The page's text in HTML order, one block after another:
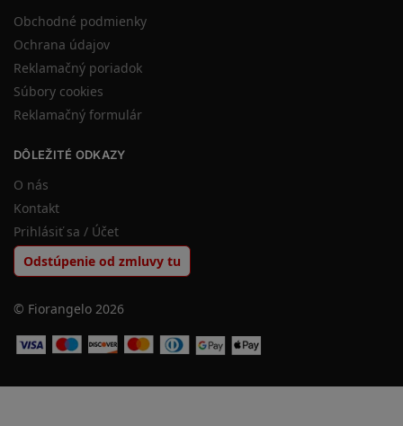
Obchodné podmienky
Ochrana údajov
Reklamačný poriadok
Súbory cookies
Reklamačný formulár
DÔLEŽITÉ ODKAZY
O nás
Kontakt
Prihlásiť sa / Účet
Odstúpenie od zmluvy tu
© Fiorangelo 2026